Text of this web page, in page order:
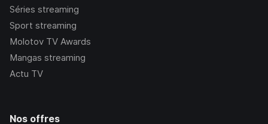
Séries streaming
Sport streaming
Molotov TV Awards
Mangas streaming
Actu TV
Nos offres